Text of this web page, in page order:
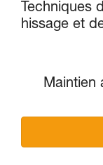
Techniques
hissage et
Maintien